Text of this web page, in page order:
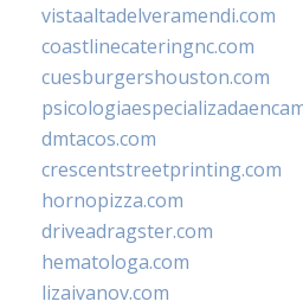
vistaaltadelveramendi.com
coastlinecateringnc.com
cuesburgershouston.com
dmtacos.com
crescentstreetprinting.com
hornopizza.com
driveadragster.com
hematologa.com
lizaivanov.com